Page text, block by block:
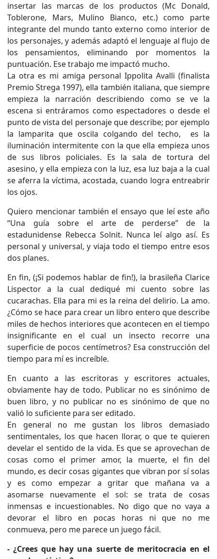
insertar las marcas de los productos (Mc Donald,
Toblerone, Mars, Mulino Bianco, etc.) como parte
integrante del mundo tanto externo como interior de
los personajes, y además adaptó el lenguaje al flujo de
los pensamientos, eliminando por momentos la
puntuación. Ese trabajo me impactó mucho.
La otra es mi amiga personal Ippolita Avalli (finalista
Premio Strega 1997), ella también italiana, que siempre
empieza la narración describiendo como se ve la
escena si entráramos como espectadores o desde el
punto de vista del personaje que describe; por ejemplo
la lamparita que oscila colgando del techo, es la
iluminación intermitente con la que ella empieza unos
de sus libros policiales. Es la sala de tortura del
asesino, y ella empieza con la luz, esa luz baja a la cual
se aferra la víctima, acostada, cuando logra entreabrir
los ojos.
Quiero mencionar también el ensayo que leí este año
“Una guía sobre el arte de perderse” de la
estadunidense Rebecca Solnit. Nunca leí algo así. Es
personal y universal, y viaja todo el tiempo entre esos
dos planes.
En fin, (¡Si podemos hablar de fin!), la brasileña Clarice
Lispector a la cual dediqué mi cuento sobre las
cucarachas. Ella para mi es la reina del delirio. La amo.
¿Cómo se hace para crear un libro entero que describe
miles de hechos interiores que acontecen en el tiempo
insignificante en el cual un insecto recorre una
superficie de pocos centímetros? Esa construcción del
tiempo para mí es increíble.
En cuanto a las escritoras y escritores actuales,
obviamente hay de todo. Publicar no es sinónimo de
buen libro, y no publicar no es sinónimo de que no
valió lo suficiente para ser editado.
En general no me gustan los libros demasiado
sentimentales, los que hacen llorar, o que te quieren
develar el sentido de la vida. Es que se aprovechan de
cosas como el primer amor, la muerte, el fin del
mundo, es decir cosas gigantes que vibran por sí solas
y es como empezar a gritar que mañana va a
asomarse nuevamente el sol: se trata de cosas
inmensas e incuestionables. No digo que no vaya a
devorar el libro en pocas horas ni que no me
conmueva, pero me parece un juego fácil.
- ¿Crees que hay una suerte de meritocracia en el